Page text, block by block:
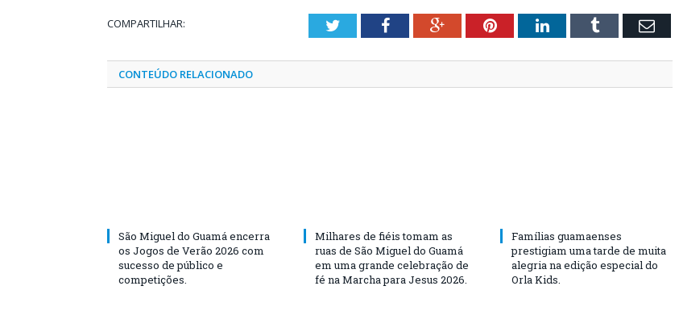
COMPARTILHAR: TwitterFacebookGoogle+PinterestLinkedInTumblr
CONTEÚDO RELACIONADO
São Miguel do Guamá encerra
os Jogos de Verão 2026 com
sucesso de público e
competições.
Milhares de fiéis tomam as
ruas de São Miguel do Guamá
em uma grande celebração de
fé na Marcha para Jesus 2026.
Famílias guamaenses
prestigiam uma tarde de muita
alegria na edição especial do
Orla Kids.